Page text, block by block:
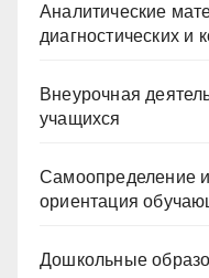
Аналитические
диагностических и
Внеурочная
учащихся
Самоопределение
ориентация
Дошкольные